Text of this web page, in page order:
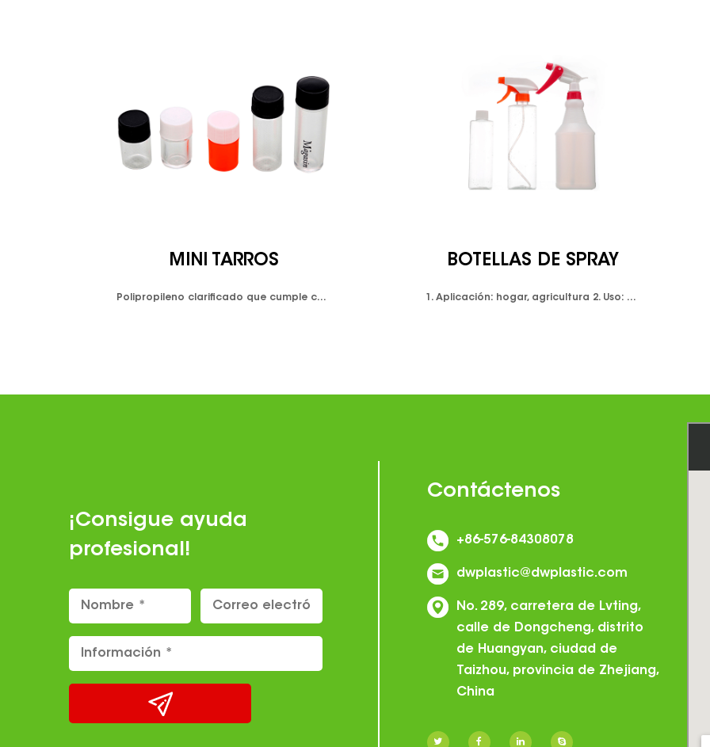
MINI TARROS
Polipropileno clarificado que cumple con FDA y LFGB
BOTELLAS DE SPRAY
1. Aplicación: hogar, agricultura 2. Uso: detergente, limpiador, champú 3. Cierre disponible: tapón de rosca/tapa del rociador, etc. 4.Color: claro, natural, blanco, negro, se puede personalizar. 5. Proporcionó cualquier servicio de impresión de logotipos, como serigrafía.
¡Consigue ayuda
profesional!
Contáctenos
+86-576-84308078
dwplastic@dwplastic.com
No. 289, carretera de Lvting,
calle de Dongcheng, distrito
de Huangyan, ciudad de
Taizhou, provincia de Zhejiang,
China